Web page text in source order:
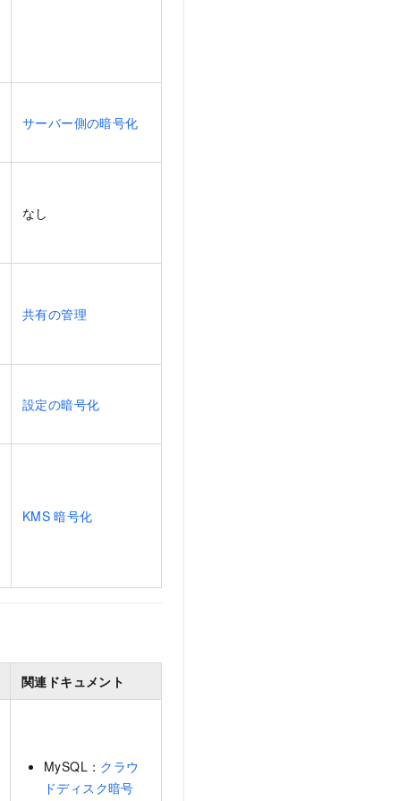
サーバー側の暗号化
なし
共有の管理
設定の暗号化
KMS 暗号化
関連ドキュメント
MySQL： クラウ
ドディスク暗号